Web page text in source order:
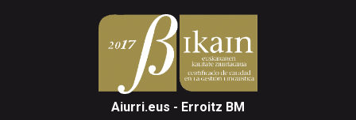
Aiurri.eus - Erroitz BM